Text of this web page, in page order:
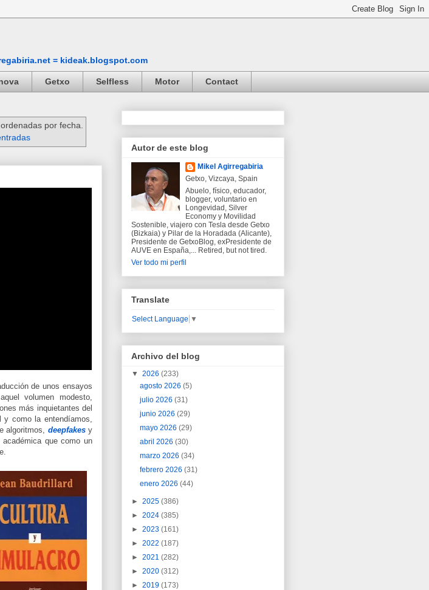
= kideak.blogspot.com
Getxo Selfless Motor Contact
por fecha.
de unos ensayos
volumen modesto,
más inquietantes del
y como la entendíamos,
algoritmos, deepfakes y
que como un
Autor de este blog
Mikel Agirregabiria
Getxo, Vizcaya, Spain
Abuelo, físico, educador,
blogger, voluntario en
Longevidad, Silver
Economy y Movilidad
Sostenible, viajero con Tesla desde Getxo
(Bizkaia) y Pilar de la Horadada (Alicante),
Presidente de GetxoBlog, exPresidente de
AUVE en España,... Retired, but not tired.
Ver todo mi perfil
Translate
Select Language ▼
Archivo del blog
▼ 2026 (233)
agosto 2026(5)
julio 2026(31)
junio 2026(29)
mayo 2026(29)
abril 2026(30)
marzo 2026(34)
febrero 2026(31)
enero 2026(44)
► 2025 (386)
► 2024 (385)
► 2023 (161)
► 2022 (187)
► 2021 (282)
► 2020 (312)
► 2019 (173)